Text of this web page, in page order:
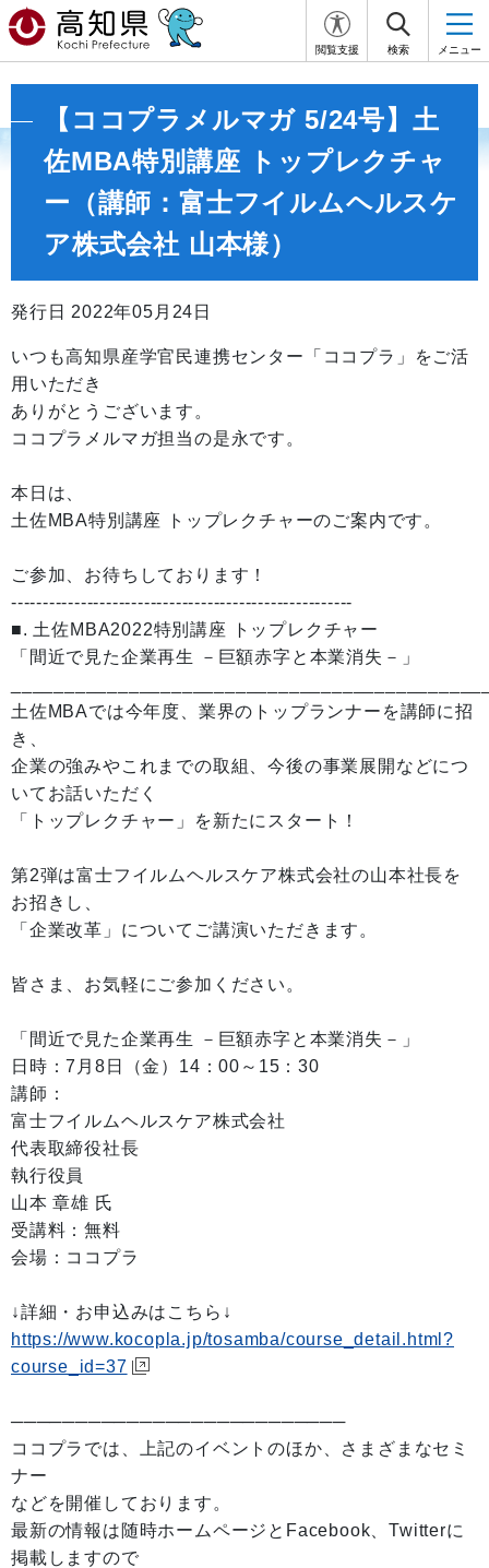
閲覧支援 検索 メニュー
【ココプラメルマガ 5/24号】土
佐MBA特別講座 トップレクチャ
ー（講師：富士フイルムヘルスケ
ア株式会社 山本様）
発行日 2022年05月24日
いつも高知県産学官民連携センター「ココプラ」をご活
用いただき
ありがとうございます。
ココプラメルマガ担当の是永です。
本日は、
土佐MBA特別講座 トップレクチャーのご案内です。
ご参加、お待ちしております！
------------------------------------------------------
■. 土佐MBA2022特別講座 トップレクチャー
「間近で見た企業再生 －巨額赤字と本業消失－」
土佐MBAでは今年度、業界のトップランナーを講師に招
き、
企業の強みやこれまでの取組、今後の事業展開などにつ
いてお話いただく
「トップレクチャー」を新たにスタート！
第2弾は富士フイルムヘルスケア株式会社の山本社長を
お招きし、
「企業改革」についてご講演いただきます。
皆さま、お気軽にご参加ください。
「間近で見た企業再生 －巨額赤字と本業消失－」
日時：7月8日（金）14：00～15：30
講師：
富士フイルムヘルスケア株式会社
代表取締役社長
執行役員
山本 章雄 氏
受講料：無料
会場：ココプラ
↓詳細・お申込みはこちら↓
https://www.kocopla.jp/tosamba/course_detail.html?
course_id=37
──────────────────────────
ココプラでは、上記のイベントのほか、さまざまなセミ
ナー
などを開催しております。
最新の情報は随時ホームページとFacebook、Twitterに
掲載しますので